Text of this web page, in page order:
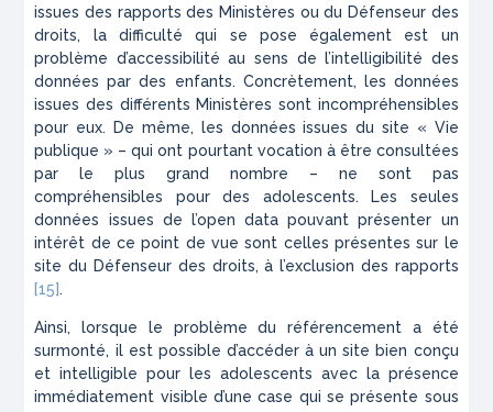
issues des rapports des Ministères ou du Défenseur des
droits, la difficulté qui se pose également est un
problème d’accessibilité au sens de l’intelligibilité des
données par des enfants. Concrètement, les données
issues des différents Ministères sont incompréhensibles
pour eux. De même, les données issues du site « Vie
publique » – qui ont pourtant vocation à être consultées
par le plus grand nombre – ne sont pas
compréhensibles pour des adolescents. Les seules
données issues de l’open data pouvant présenter un
intérêt de ce point de vue sont celles présentes sur le
site du Défenseur des droits, à l’exclusion des rapports
[15].
Ainsi, lorsque le problème du référencement a été
surmonté, il est possible d’accéder à un site bien conçu
et intelligible pour les adolescents avec la présence
immédiatement visible d’une case qui se présente sous